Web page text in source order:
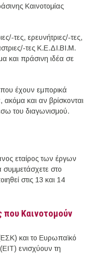
Καινοτομίας
τες, ερευνήτριες/-τες,
τες Κ.Ε.ΔΙ.ΒΙ.Μ.
και πράσινη ιδέα σε
που έχουν εμπορικά
ακόμα και αν βρίσκονται
του διαγωνισμού.
εταίρος των έργων
στο
στις 13 και 14
που Καινοτομούν
και το Ευρωπαϊκό
(ΕΙΤ) ενισχύουν τη